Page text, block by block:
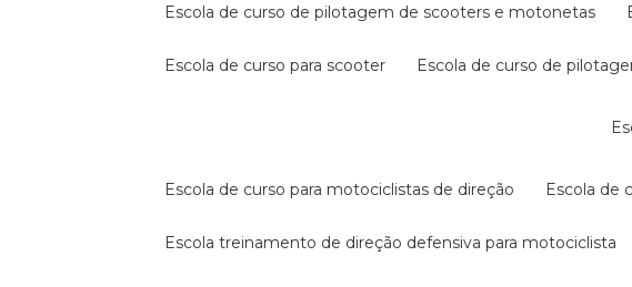
escola de curso de pilotagem de scooters e motonetas
escola de curso para scooter escola de curso de
escola de curso para motociclistas de direção escola
escola treinamento de direção defensiva para motociclista